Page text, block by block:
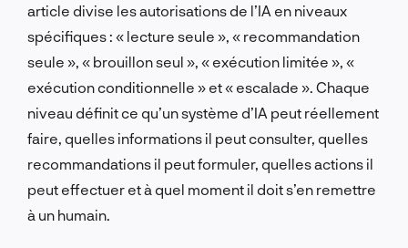
article divise les autorisations de l’IA en niveaux
spécifiques : « lecture seule », « recommandation
seule », « brouillon seul », « exécution limitée », «
exécution conditionnelle » et « escalade ». Chaque
niveau définit ce qu’un système d’IA peut réellement
faire, quelles informations il peut consulter, quelles
recommandations il peut formuler, quelles actions il
peut effectuer et à quel moment il doit s’en remettre
à un humain.